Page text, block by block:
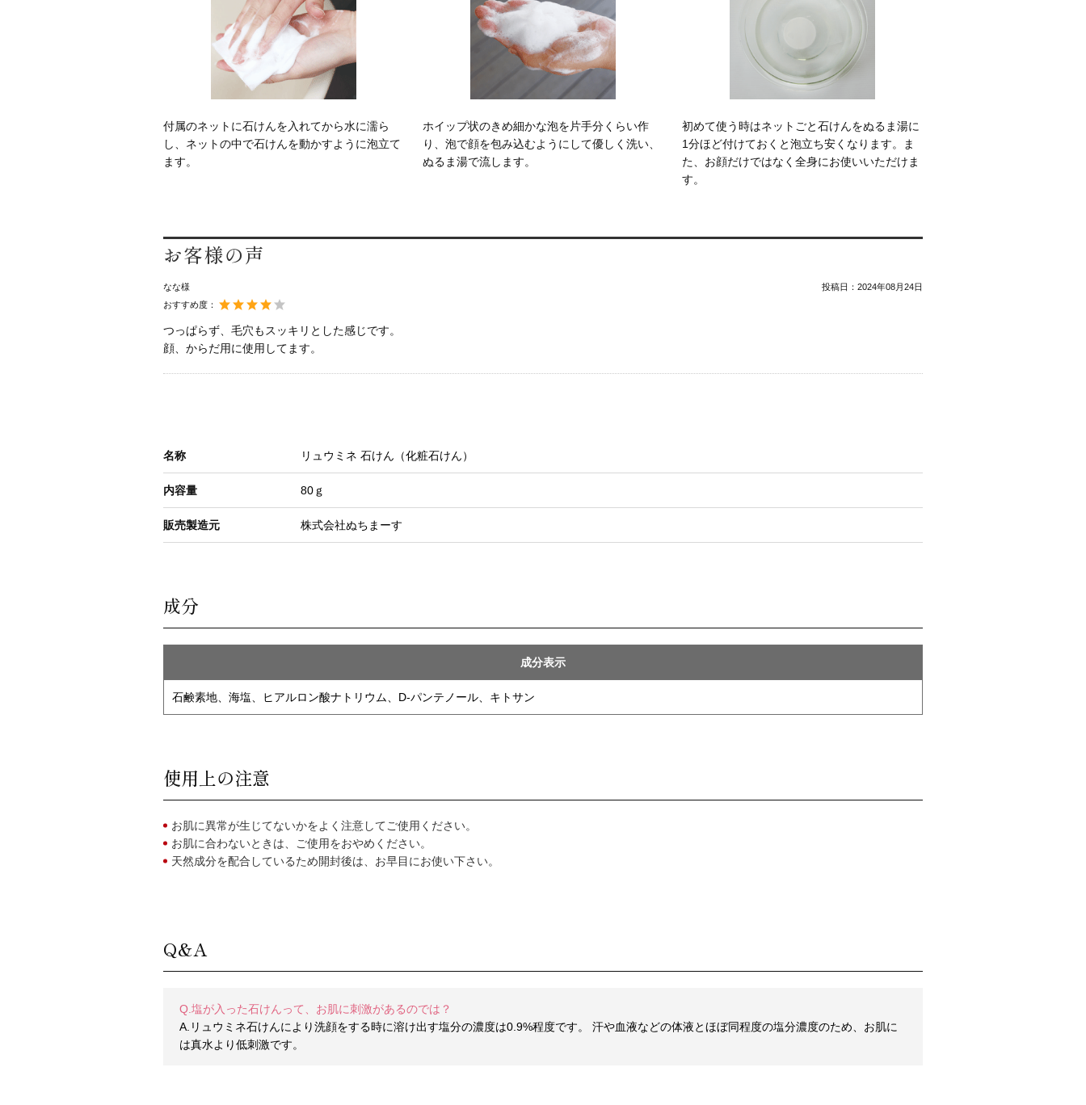
付属のネットに石けんを入れてから水に濡ら
し、ネットの中で石けんを動かすように泡立て
ます。
ホイップ状のきめ細かな泡を片手分くらい作
り、泡で顔を包み込むようにして優しく洗い、
ぬるま湯で流します。
初めて使う時はネットごと石けんをぬるま湯に
1分ほど付けておくと泡立ち安くなります。ま
た、お顔だけではなく全身にお使いいただけま
す。
お客様の声
なな様 投稿日： 2024年08月24日
おすすめ度：
つっぱらず、毛穴もスッキリとした感じです。
顔、からだ用に使用してます。
名称 リュウミネ 石けん（化粧石けん）
内容量 80ｇ
販売製造元 株式会社ぬちまーす
成分
成分表示
石鹸素地、海塩、ヒアルロン酸ナトリウム、D-パンテノール、キトサン
使用上の注意
お肌に異常が生じてないかをよく注意してご使用ください。
お肌に合わないときは、ご使用をおやめください。
天然成分を配合しているため開封後は、お早目にお使い下さい。
Q&A
Q.塩が入った石けんって、お肌に刺激があるのでは？
A.リュウミネ石けんにより洗顔をする時に溶け出す塩分の濃度は0.9%程度です。 汗や血液などの体液とほぼ同程度の塩分濃度のため、お肌に
は真水より低刺激です。